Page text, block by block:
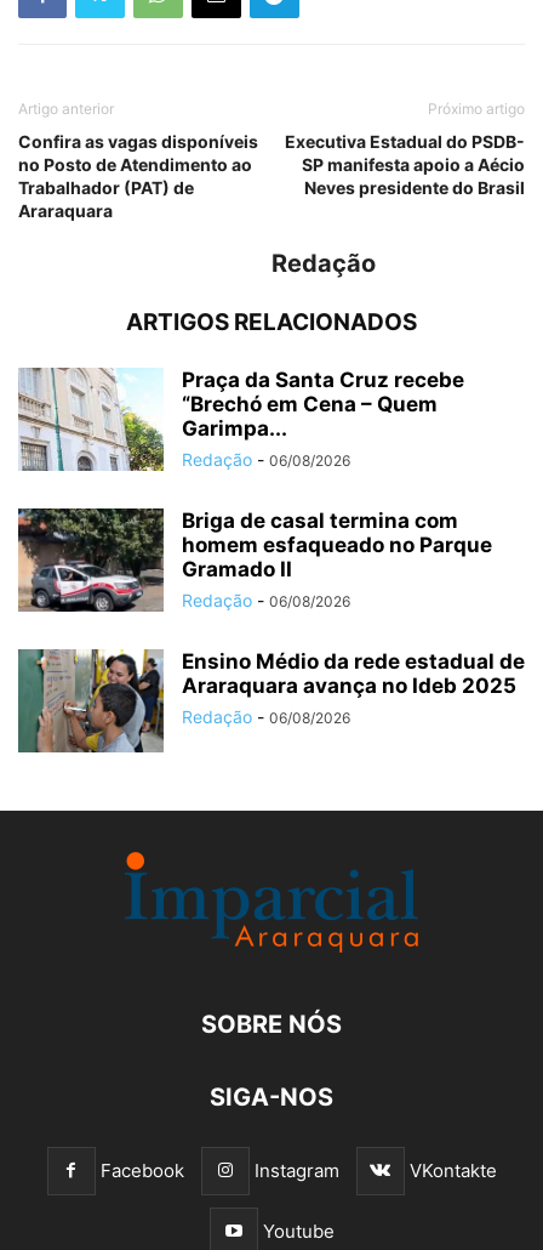
Artigo anterior
Confira as vagas disponíveis
no Posto de Atendimento ao
Trabalhador (PAT) de
Araraquara
Próximo artigo
Executiva Estadual do PSDB-
SP manifesta apoio a Aécio
Neves presidente do Brasil
Redação
ARTIGOS RELACIONADOS
Praça da Santa Cruz recebe
“Brechó em Cena – Quem
Garimpa...
Redação - 06/08/2026
Briga de casal termina com
homem esfaqueado no Parque
Gramado II
Redação - 06/08/2026
Ensino Médio da rede estadual de
Araraquara avança no Ideb 2025
Redação - 06/08/2026
SOBRE NÓS
SIGA-NOS
Facebook Instagram VKontakte
Youtube